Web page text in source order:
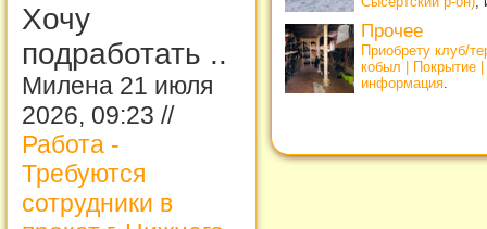
Хочу
подработать ..
Милена 21 июля
2026, 09:23 //
Работа -
Требуются
сотрудники в
Прочее
Приобрету клуб/
кобыл | Покрытие
информация